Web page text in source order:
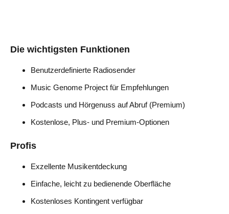
Die wichtigsten Funktionen
Benutzerdefinierte Radiosender
Music Genome Project für Empfehlungen
Podcasts und Hörgenuss auf Abruf (Premium)
Kostenlose, Plus- und Premium-Optionen
Profis
Exzellente Musikentdeckung
Einfache, leicht zu bedienende Oberfläche
Kostenloses Kontingent verfügbar